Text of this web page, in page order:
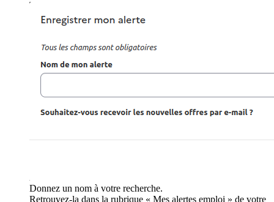
Donnez un nom à votre recherche.
Retrouvez-la dans la rubrique « Mes alertes emploi » de votre